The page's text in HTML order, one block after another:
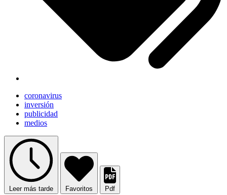
coronavirus
inversión
publicidad
medios
Leer más tarde Favoritos Pdf